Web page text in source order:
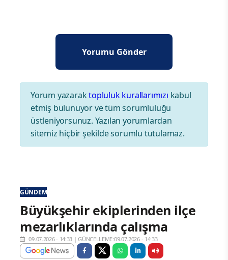
Yorum yazaraktopluluk kurallarımızı kabul
etmiş bulunuyor ve tüm sorumluluğu
üstleniyorsunuz. Yazılan yorumlardan
sitemiz hiçbir şekilde sorumlu tutulamaz.
GÜNDEM
Büyükşehir ekiplerinden ilçe
mezarlıklarında çalışma
09.07.2026 - 14:33 |GÜNCELLEME:09.07.2026 - 14:33